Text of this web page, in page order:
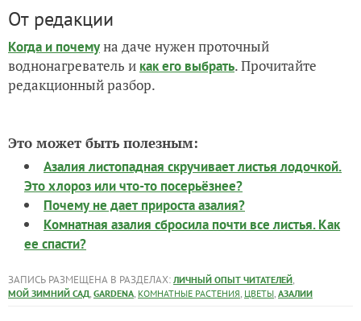
От редакции
Когда и почемуна даче нужен проточный
воднонагреватель и как его выбрать. Прочитайте
редакционный разбор.
Это может быть полезным:
Азалия листопадная скручивает листья лодочкой.
Это хлороз или что-то посерьёзнее?
Почему не дает прироста азалия?
Комнатная азалия сбросила почти все листья. Как
ее спасти?
ЗАПИСЬ РАЗМЕЩЕНА В РАЗДЕЛАХ: ЛИЧНЫЙ ОПЫТ ЧИТАТЕЛЕЙ,
МОЙ ЗИМНИЙ САД, GARDENA, КОМНАТНЫЕ РАСТЕНИЯ, ЦВЕТЫ, АЗАЛИИ